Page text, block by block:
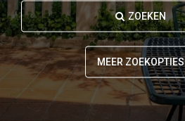
ZOEKEN
MEER ZOEKOPTIES
Kasteel
Woonoppervlakte
50+ m2
100+ m 2
250+ m